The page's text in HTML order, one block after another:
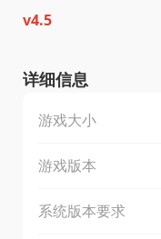
v4.5
详细信息
游戏大小
游戏版本
系统版本要求